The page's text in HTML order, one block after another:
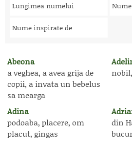
Lungimea numelui
Nume inspirate de
Abeona
a veghea, a avea grija de
copii, a invata un bebelus
sa mearga
Adina
podoaba, placere, om
placut, gingas
din